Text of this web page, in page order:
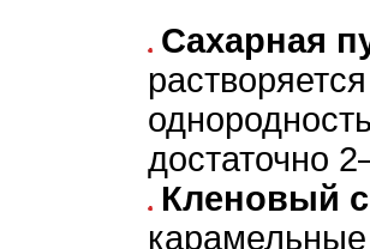
Сахарная
достаточно
Кленовый